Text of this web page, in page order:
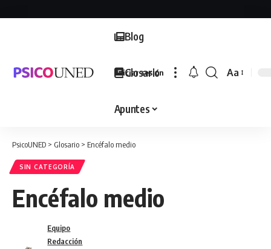
Blog
Glosario
Apuntes
Iniciar sesión
Font
Aa
PsicoUNED > Glosario > Encéfalo medio
SIN CATEGORÍA
Encéfalo medio
Equipo
Redacción